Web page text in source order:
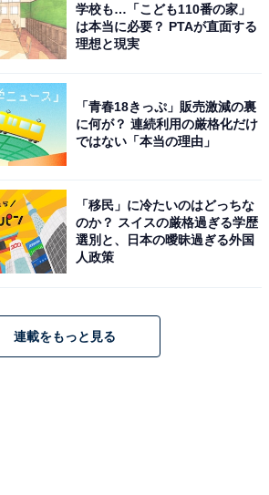
魅力度上昇率
本県の「阿蘇市」が伸び率5.4ポイン
位は兵庫県の「神戸市」で5.3ポイン
学校も…「こども110番の家」
は本当に必要？ PTAが直面する
理想と現実
「青春18きっぷ」販売激減の裏
に何が？ 連続利用の厳格化だけ
ではない「本当の理由」
「移民」に冷たいのはどっちな
のか？ スイスの厳格過ぎる学歴
選別と、日本の曖昧過ぎる外国
人政策
連載をもっと見る